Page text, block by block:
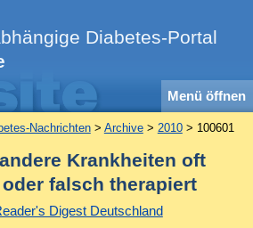
Diabetes-Portal
Menü öffnen
Nachrichten> Archive> 2010> 100601
Krankheiten oft
falsch therapiert
Digest Deutschland